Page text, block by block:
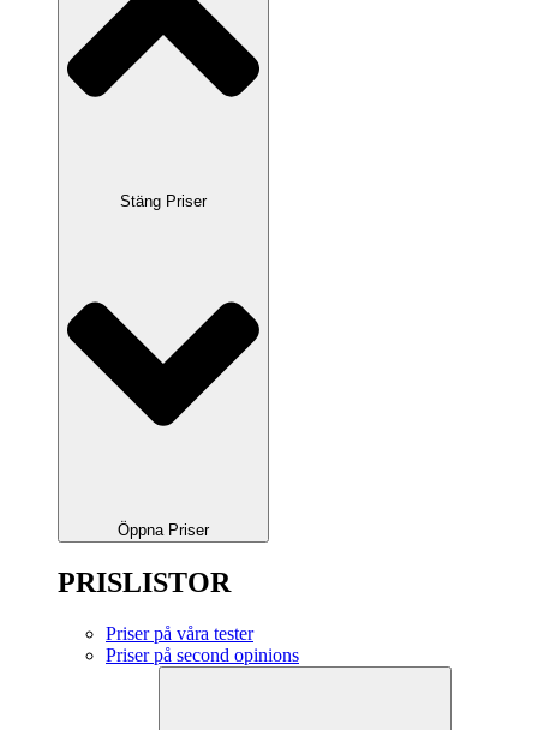
Stäng Priser
Öppna Priser
PRISLISTOR
Priser på våra tester
Priser på second opinions